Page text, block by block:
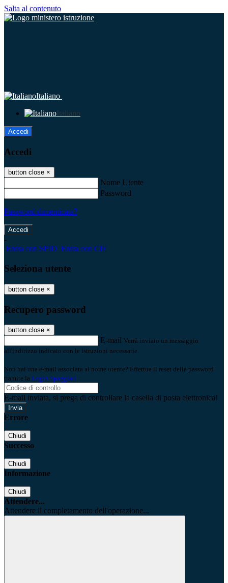
Salta al contenuto
Italiano
Italiano
Accedi
Accedi
button close ×
Nome Utente
Password
Password dimenticata?
-
Entra con SPID Entra con CIE
Seleziona utente
button close ×
Recupero password
button close ×
E-mail Verrà inviato un messaggio
all'indirizzo indicato con le istruzioni necessarie.
Non hai una e-mail associata al nome utente? Effettua il reset della password
tramite la Login Spaggiari
E-mail inviata, si prega di controllare la casella di posta elettronica!
Errore
Chiudi
Successo
Chiudi
Informazione
Chiudi
Attendere...
Attendere il completamento dell'operazione...